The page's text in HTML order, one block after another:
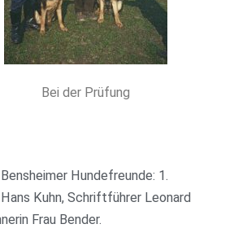
Bei der Prüfung
Hundefreunde: 1.
Kuhn, Schriftführer Leonard
Frau Bender.